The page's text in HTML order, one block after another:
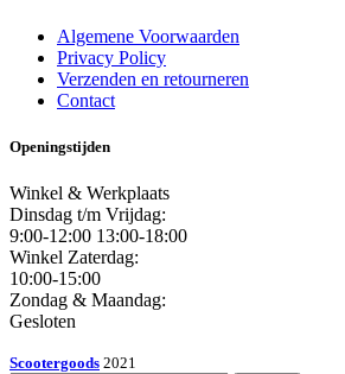
Algemene Voorwaarden
Privacy Policy
Verzenden en retourneren
Contact
Openingstijden
Winkel & Werkplaats
Dinsdag t/m Vrijdag:
9:00-12:00 13:00-18:00
Winkel Zaterdag:
10:00-15:00
Zondag & Maandag:
Gesloten
Scootergoods 2021